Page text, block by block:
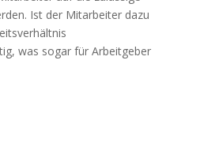
Ist der Mitarbeiter dazu
was sogar für Arbeitgeber